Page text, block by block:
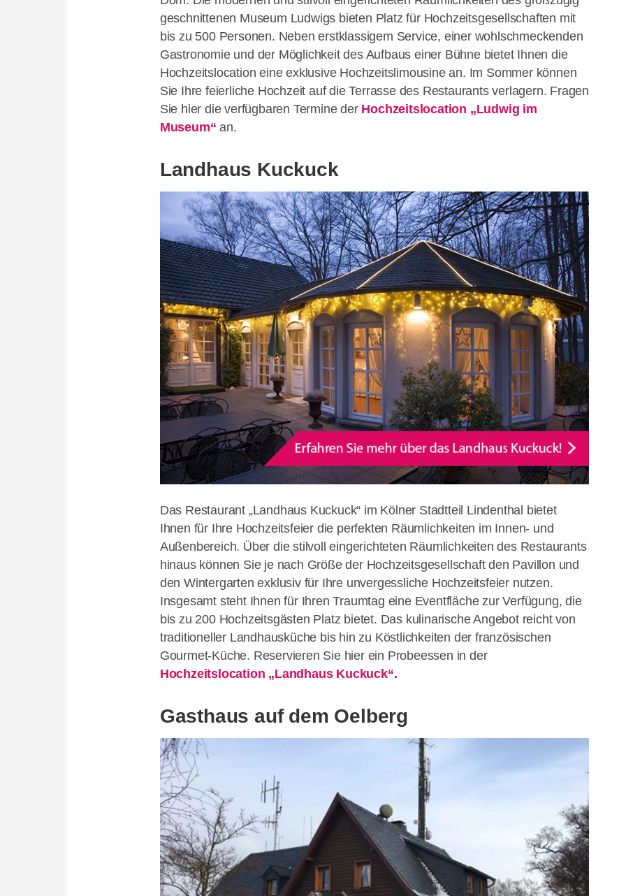
geschnittenen Museum Ludwigs bieten Platz für Hochzeitsgesellschaften mit
bis zu 500 Personen. Neben erstklassigem Service, einer wohlschmeckenden
Gastronomie und der Möglichkeit des Aufbaus einer Bühne bietet Ihnen die
Hochzeitslocation eine exklusive Hochzeitslimousine an. Im Sommer können
Sie Ihre feierliche Hochzeit auf die Terrasse des Restaurants verlagern. Fragen
Sie hier die verfügbaren Termine der Hochzeitslocation „Ludwig im
Museum“ an.
Landhaus Kuckuck
Das Restaurant „Landhaus Kuckuck“ im Kölner Stadtteil Lindenthal bietet
Ihnen für Ihre Hochzeitsfeier die perfekten Räumlichkeiten im Innen- und
Außenbereich. Über die stilvoll eingerichteten Räumlichkeiten des Restaurants
hinaus können Sie je nach Größe der Hochzeitsgesellschaft den Pavillon und
den Wintergarten exklusiv für Ihre unvergessliche Hochzeitsfeier nutzen.
Insgesamt steht Ihnen für Ihren Traumtag eine Eventfläche zur Verfügung, die
bis zu 200 Hochzeitsgästen Platz bietet. Das kulinarische Angebot reicht von
traditioneller Landhausküche bis hin zu Köstlichkeiten der französischen
Gourmet-Küche. Reservieren Sie hier ein Probeessen in der
Hochzeitslocation „Landhaus Kuckuck“.
Gasthaus auf dem Oelberg